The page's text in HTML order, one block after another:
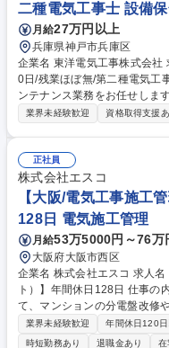
二種電気工事士 設備
月給27万円以上
兵庫県神戸市兵庫区
企業名 東洋電気工事株式会社 求人名 神戸空港の電気設備保全/実質年休12
0日/残業ほぼ無/第二種電気工事士◎ 仕事の内容 航空灯火の維
ンテナンス業務をお任せしま
できます。（※機器・設備内
ど、シフトを組み合わせて順
制。事務作業も定型化されて
ジョブローテーションを行
ップも可能です。 【変更の範囲】会社の
電気設備保全/実質年休120日/
業界未経験歓迎 資格取得支援
正社員
株式会社エスコ
【大阪/電気工事施工
128日 電気施工管理
月給53万5000円～76万
大阪府大阪市西区
企業名 株式会社エスコ 求人名 【大阪/電気工事施工管理技士（マネジメン
ト）】年間休日128日 仕事の内容 大阪で電気工事施工管理技士(課長)とし
て、マンションの分電盤改修
ます。 ■工程管理■品質管理■安全管理 ■下請け工事会社への指導 ■管理員
様、居住者様とのコミュニケ
業界未経験歓迎 年間休日120日
時短勤務あり
退職金あり 在